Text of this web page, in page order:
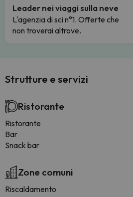
Leader nei viaggi sulla neve
L'agenzia di sci n°1. Offerte che
non troverai altrove.
Strutture e servizi
Ristorante
Ristorante
Bar
Snack bar
Zone comuni
Riscaldamento